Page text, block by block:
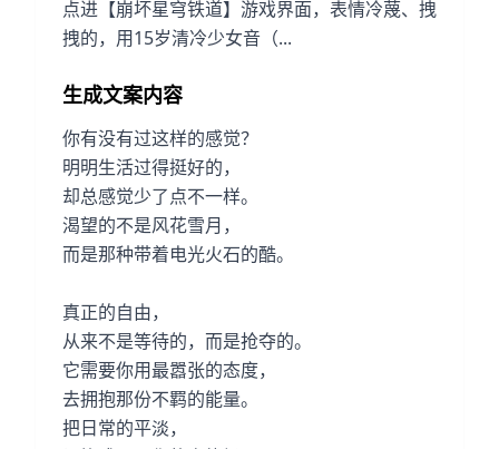
点进【崩坏星穹铁道】游戏界面，表情冷蔑、拽
拽的，用15岁清冷少女音（...
生成文案内容
你有没有过这样的感觉？
明明生活过得挺好的，
却总感觉少了点不一样。
渴望的不是风花雪月，
而是那种带着电光火石的酷。
真正的自由，
从来不是等待的，而是抢夺的。
它需要你用最嚣张的态度，
去拥抱那份不羁的能量。
把日常的平淡，